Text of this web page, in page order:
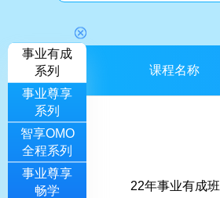
课程名称
22年事业有成班
事业有成
系列
事业尊享
系列
智享OMO
全程系列
事业尊享
畅学